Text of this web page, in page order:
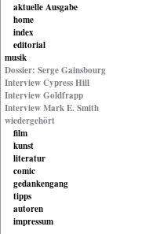
aktuelle Ausgabe
home
index
editorial
musik
Dossier: Serge Gainsbourg
Interview Cypress Hill
Interview Goldfrapp
Interview Mark E. Smith
wiedergehört
film
kunst
literatur
comic
gedankengang
tipps
autoren
impressum